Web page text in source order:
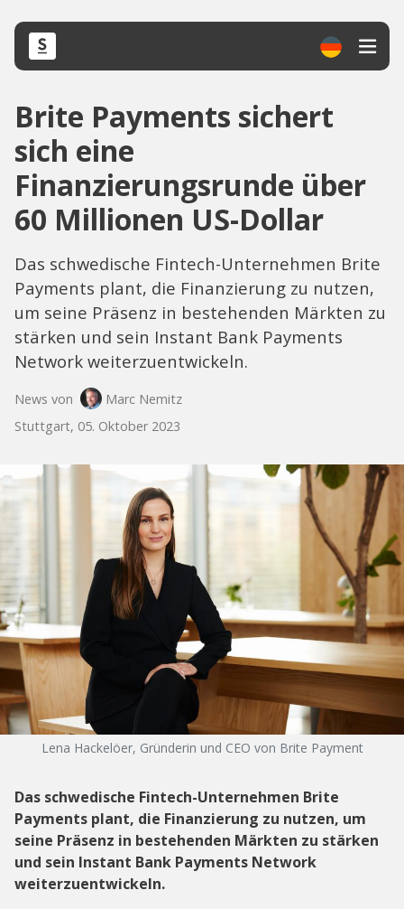
Brite Payments sichert
sich eine
Finanzierungsrunde über
60 Millionen US-Dollar
Das schwedische Fintech-Unternehmen Brite
Payments plant, die Finanzierung zu nutzen,
um seine Präsenz in bestehenden Märkten zu
stärken und sein Instant Bank Payments
Network weiterzuentwickeln.
News von
Marc Nemitz
Stuttgart, 05. Oktober 2023
Lena Hackelöer, Gründerin und CEO von Brite Payment
Das schwedische Fintech-Unternehmen Brite
Payments plant, die Finanzierung zu nutzen, um
seine Präsenz in bestehenden Märkten zu stärken
und sein Instant Bank Payments Network
weiterzuentwickeln.